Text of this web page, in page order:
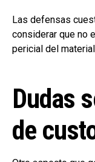
Las defensas
considerar que no
pericial del
Dudas
de